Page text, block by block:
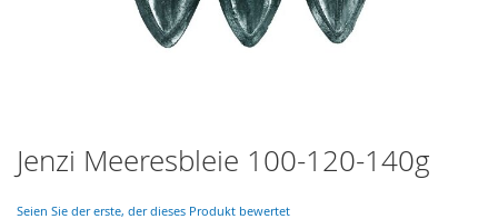
Zum
Anfang
Jenzi Meeresbleie 100-120-140g
Seien Sie der erste, der dieses Produkt bewertet